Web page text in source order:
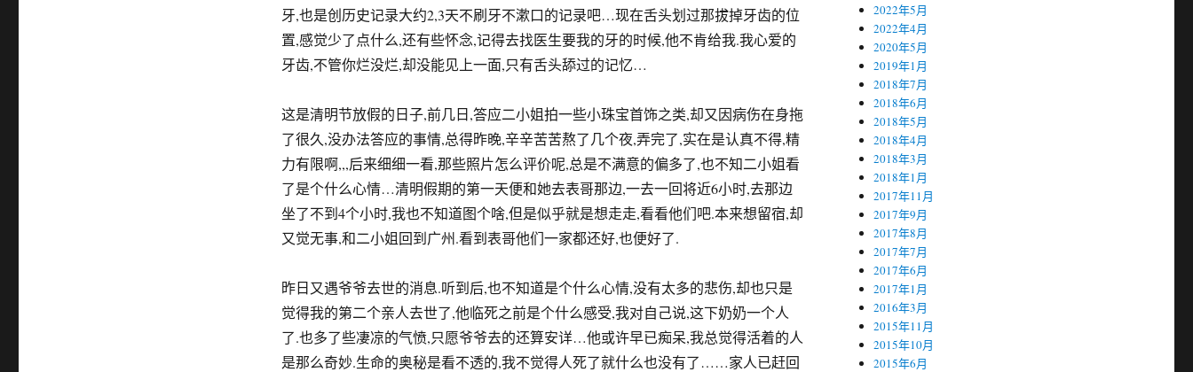
牙,也是创历史记录大约2,3天不刷牙不漱口的记录吧…现在舌头划过那拔掉牙齿的位
置,感觉少了点什么,还有些怀念,记得去找医生要我的牙的时候,他不肯给我.我心爱的
牙齿,不管你烂没烂,却没能见上一面,只有舌头舔过的记忆…
这是清明节放假的日子,前几日,答应二小姐拍一些小珠宝首饰之类,却又因病伤在身拖
了很久,没办法答应的事情,总得昨晚,辛辛苦苦熬了几个夜,弄完了,实在是认真不得,精
力有限啊,,,后来细细一看,那些照片怎么评价呢,总是不满意的偏多了,也不知二小姐看
了是个什么心情…清明假期的第一天便和她去表哥那边,一去一回将近6小时,去那边
坐了不到4个小时,我也不知道图个啥,但是似乎就是想走走,看看他们吧.本来想留宿,却
又觉无事,和二小姐回到广州.看到表哥他们一家都还好,也便好了.
昨日又遇爷爷去世的消息.听到后,也不知道是个什么心情,没有太多的悲伤,却也只是
觉得我的第二个亲人去世了,他临死之前是个什么感受,我对自己说,这下奶奶一个人
了.也多了些凄凉的气愤,只愿爷爷去的还算安详…他或许早已痴呆,我总觉得活着的人
是那么奇妙.生命的奥秘是看不透的,我不觉得人死了就什么也没有了……家人已赶回
2022年5月
2022年4月
2020年5月
2019年1月
2018年7月
2018年6月
2018年5月
2018年4月
2018年3月
2018年1月
2017年11月
2017年9月
2017年8月
2017年7月
2017年6月
2017年1月
2016年3月
2015年11月
2015年10月
2015年6月